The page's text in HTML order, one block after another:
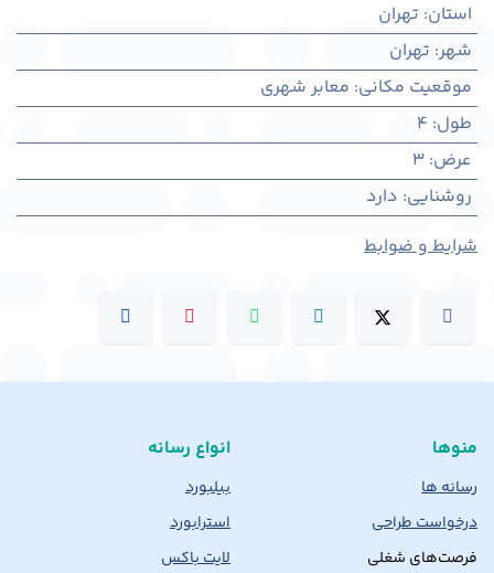
استان: تهران
شهر: تهران
موقعیت مکانی: معابر شهری
طول:
4
عرض:
3
روشنایی: دارد
شرایط و ضوابط
منوها
رسانه ها
درخواست طراحی
فرصت‌های شغلی
انواع رسانه
بیلبورد
استرابورد
لایت باکس